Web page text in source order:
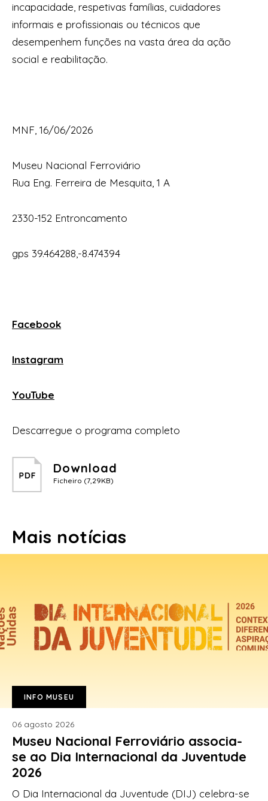
incapacidade, respetivas famílias, cuidadores
informais e profissionais ou técnicos que
desempenhem funções na vasta área da ação
social e reabilitação.
MNF, 16/06/2026
Museu Nacional Ferroviário
Rua Eng. Ferreira de Mesquita, 1 A
2330-152 Entroncamento
gps 39.464288,-8.474394
Facebook
Instagram
YouTube
Descarregue o programa completo
Download
Ficheiro (7,29KB)
Mais notícias
INFO MUSEU
06 agosto 2026
Museu Nacional Ferroviário associa-
se ao Dia Internacional da Juventude
2026
O Dia Internacional da Juventude (DIJ) celebra-se